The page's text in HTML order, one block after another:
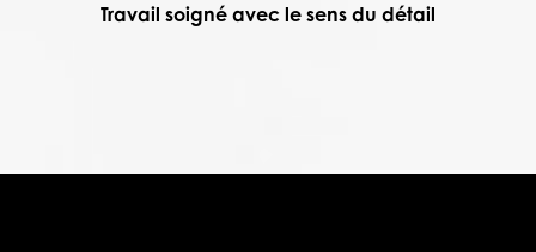
Travail soigné avec le sens du détail